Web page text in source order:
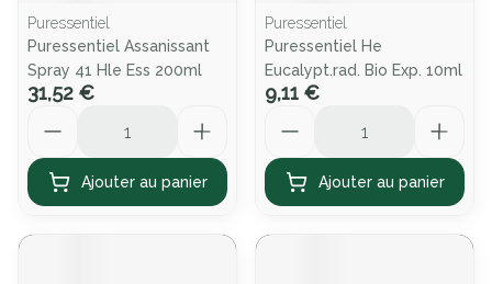
Puressentiel
Puressentiel Assanissant
Spray 41 Hle Ess 200ml
31,52 €
Ajouter au panier
Puressentiel
Puressentiel He
Eucalypt.rad. Bio Exp. 10ml
9,11 €
Ajouter au panier